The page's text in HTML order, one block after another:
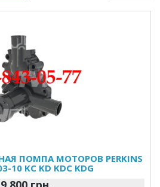
ПОМПА МОТОРОВ PERKINS
10 KC KD KDC KDG